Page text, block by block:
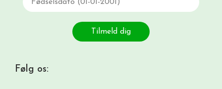
Tilmeld dig
Følg os: